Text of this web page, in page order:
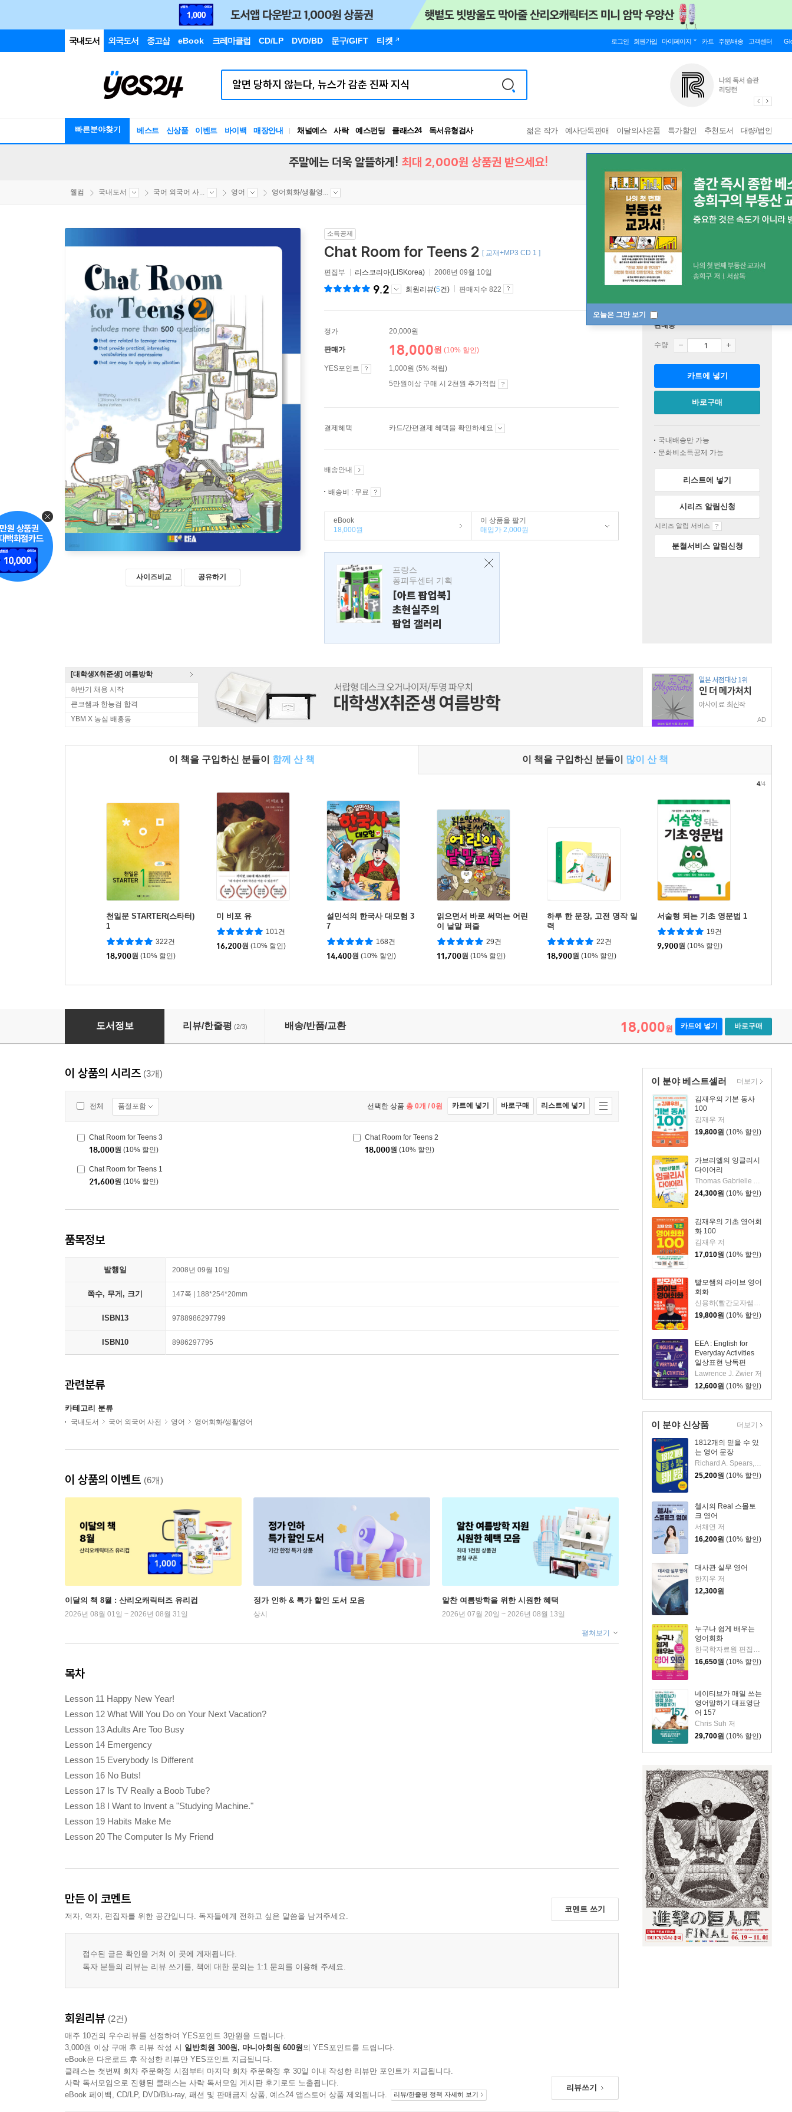
국내도서 외국도서 중고샵 eBook 크레마클럽 CD/LP DVD/BD 문구/GIFT 티켓 로그인 회원가입 마이페이지 카트 주문/배송 고객센터
빠른분야찾기 베스트 신상품 이벤트 바이백 매장안내 채널예스 사락 예스펀딩 클래스24
독서유형검사
RBTI Lab
젊은 작가 예사단독판매 이달의사은품 특가할인 추천도서 대량/법인
오늘은 그만 보기
주말에는 더욱 알뜰하게! 최대 2,000원 상품권 받으세요!
웰컴 국내도서 국어 외국어 사... 영어 영어회화/생활영...
사이즈비교 공유하기
소득공제
Chat Room for Teens 2 [ 교재+MP3 CD 1 ]
편집부 리스코리아(LISKorea) 2008년 09월 10일
9.2 회원리뷰(5건) 판매지수 822
정가 20,000원
판매가 18,000원 (10% 할인)
YES포인트
1,000원 (5% 적립)
5만원이상 구매 시 2천원 추가적립
결제혜택 카드/간편결제 혜택을 확인하세요
배송안내
배송비 : 무료
eBook
18,000원
이 상품을 팔기
매입가 2,000원
프랑스
퐁피두센터 기획
[아트 팝업북]
초현실주의
팝업 갤러리
판매중
수량
카트에 넣기
바로구매
국내배송만 가능
문화비소득공제 가능
리스트에 넣기
시리즈 알림신청
시리즈 알림 서비스
분철서비스 알림신청
[대학생X취준생] 여름방학
하반기 채용 시작
큰코쌤과 한능검 합격
YBM X 농심 배홍동
AD
이 책을 구입하신 분들이 함께 산 책 이 책을 구입하신 분들이 많이 산 책
천일문 STARTER(스타터)
1
322건
18,900원 (10% 할인)
미 비포 유
101건
16,200원 (10% 할인)
설민석의 한국사 대모험 3
7
168건
14,400원 (10% 할인)
읽으면서 바로 써먹는 어린
이 낱말 퍼즐
29건
11,700원 (10% 할인)
하루 한 문장, 고전 명작 일
력
22건
18,900원 (10% 할인)
서술형 되는 기초 영문법 1
19건
9,900원 (10% 할인)
4/4
Chat Room for Teens 2
도서정보 리뷰/한줄평 (2/3) 배송/반품/교환 18,000원 카트에 넣기 바로구매
이 분야 베스트셀러
김재우의 기본 동사
100
김재우 저
19,800원 (10% 할인)
가브리엘의 잉글리시
다이어리
Thomas Gabrielle Allanta 저
24,300원 (10% 할인)
김재우의 기초 영어회
화 100
김재우 저
17,010원 (10% 할인)
빨모쌤의 라이브 영어
회화
신용하(빨간모자쌤) 저
19,800원 (10% 할인)
EEA : English for
Everyday Activities
일상표현 낭독편
Lawrence J. Zwier 저
12,600원 (10% 할인)
더보기
이 분야 신상품
1812개의 믿을 수 있
는 영어 문장
Richard A. Spears, Ph. D. 저
25,200원 (10% 할인)
첼시의 Real 스몰토
크 영어
서채연 저
16,200원 (10% 할인)
대사관 실무 영어
한지우 저
12,300원
누구나 쉽게 배우는
영어회화
한국학자료원 편집부 저
16,650원 (10% 할인)
네이티브가 매일 쓰는
영어말하기 대표영단
어 157
Chris Suh 저
29,700원 (10% 할인)
더보기
이 상품의 시리즈 (3개)
전체 품절포함 선택한 상품 총 0개 / 0원 카트에 넣기 바로구매 리스트에 넣기
Chat Room for Teens 3
18,000원 (10% 할인)
Chat Room for Teens 2
18,000원 (10% 할인)
Chat Room for Teens 1
21,600원 (10% 할인)
품목정보
발행일 2008년 09월 10일
쪽수, 무게, 크기 147쪽 | 188*254*20mm
ISBN13 9788986297799
ISBN10 8986297795
관련분류
카테고리 분류
국내도서 국어 외국어 사전 영어 영어회화/생활영어
이 상품의 이벤트 (6개)
이달의 책 8월 : 산리오캐릭터즈 유리컵
2026년 08월 01일 ~ 2026년 08월 31일
정가 인하 & 특가 할인 도서 모음
상시
알찬 여름방학을 위한 시원한 혜택
2026년 07월 20일 ~ 2026년 08월 13일
펼쳐보기
목차
Lesson 11 Happy New Year!
Lesson 12 What Will You Do on Your Next Vacation?
Lesson 13 Adults Are Too Busy
Lesson 14 Emergency
Lesson 15 Everybody Is Different
Lesson 16 No Buts!
Lesson 17 Is TV Really a Boob Tube?
Lesson 18 I Want to Invent a "Studying Machine."
Lesson 19 Habits Make Me
Lesson 20 The Computer Is My Friend
만든 이 코멘트
저자, 역자, 편집자를 위한 공간입니다. 독자들에게 전하고 싶은 말씀을 남겨주세요.
코멘트 쓰기
접수된 글은 확인을 거쳐 이 곳에 게재됩니다.
독자 분들의 리뷰는 리뷰 쓰기를, 책에 대한 문의는 1:1 문의를 이용해 주세요.
회원리뷰 (2건)
매주 10건의 우수리뷰를 선정하여 YES포인트 3만원을 드립니다.
3,000원 이상 구매 후 리뷰 작성 시 일반회원 300원, 마니아회원 600원의 YES포인트를 드립니다.
eBook은 다운로드 후 작성한 리뷰만 YES포인트 지급됩니다.
클래스는 첫번째 회차 주문확정 시점부터 마지막 회차 주문확정 후 30일 이내 작성한 리뷰만 포인트가 지급됩니다.
사락 독서모임으로 진행된 클래스는 사락 독서모임 게시판 후기로도 노출됩니다.
eBook 페이백, CD/LP, DVD/Blu-ray, 패션 및 판매금지 상품, 예스24 앱스토어 상품 제외됩니다.
리뷰/한줄평 정책 자세히 보기
리뷰쓰기